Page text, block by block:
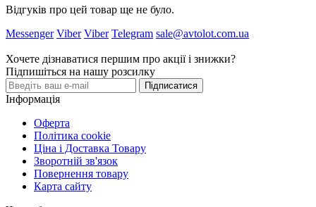
Відгуків про цей товар ще не було.
Messenger Viber Viber Telegram sale@avtolot.com.ua
Хочете дізнаватися першим про акції і знижки?
Підпишіться на нашу розсилку
Підписатися
Інформація
Оферта
Політика cookie
Ціна і Доставка Товару
Зворотній зв'язок
Повернення товару
Карта сайту